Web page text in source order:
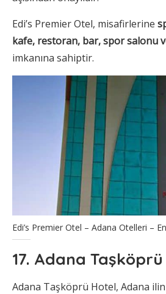
Edi’s Premier Otel, misafirlerine
kafe, restoran, bar, spor salonu
imkanına sahiptir.
Edi’s Premier Otel – Adana Otelleri –
17. Adana
Adana Taşköprü Hotel, Adana